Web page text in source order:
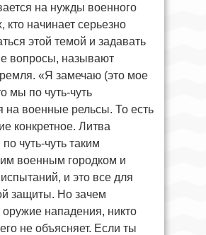
на нужды военного
кто начинает серьезно
этой темой и задавать
вопросы, называют
«Я замечаю (это мое
мы по чуть-чуть
на военные рельсы. То есть
конкретное. Литва
чуть-чуть таким
военным городком и
и это все для
защиты. Но зачем
оружие нападения, никто
не объясняет. Если ты